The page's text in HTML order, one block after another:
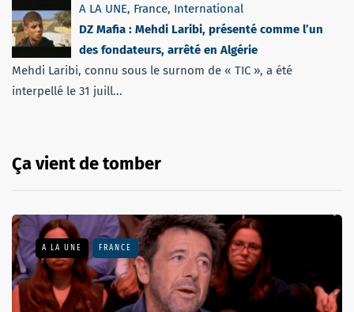
A LA UNE, France, International
DZ Mafia : Mehdi Laribi, présenté comme l’un
des fondateurs, arrêté en Algérie
Mehdi Laribi, connu sous le surnom de « TIC », a été
interpellé le 31 juill...
Ça vient de tomber
A LA UNE FRANCE